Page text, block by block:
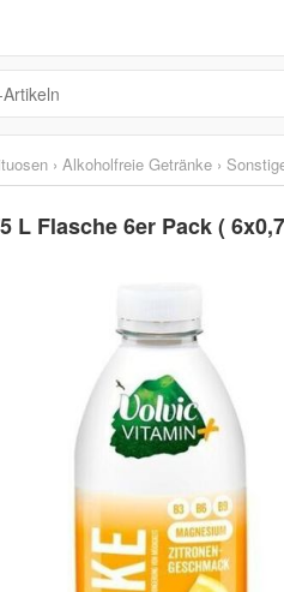
› Alkoholfreie Getränke ›
L Flasche 6er Pack (